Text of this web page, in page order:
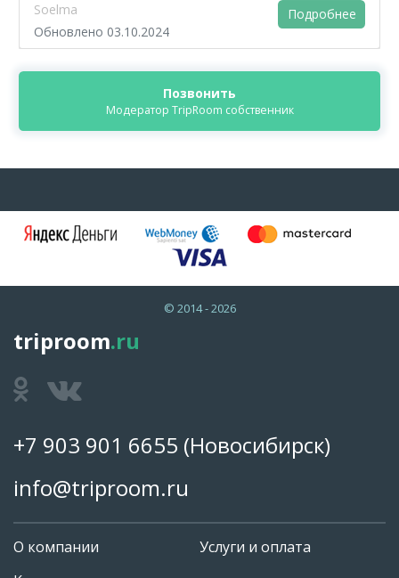
Soelma
Обновлено 03.10.2024
Подробнее
Позвонить
Модератор TripRoom собственник
© 2014 - 2026
triproom.ru
+7 903 901 6655 (Новосибирск)
info@triproom.ru
О компании
Услуги и оплата